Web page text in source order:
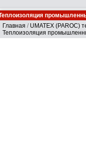
Главная / UMATEX (PAROC)
Теплоизоляция